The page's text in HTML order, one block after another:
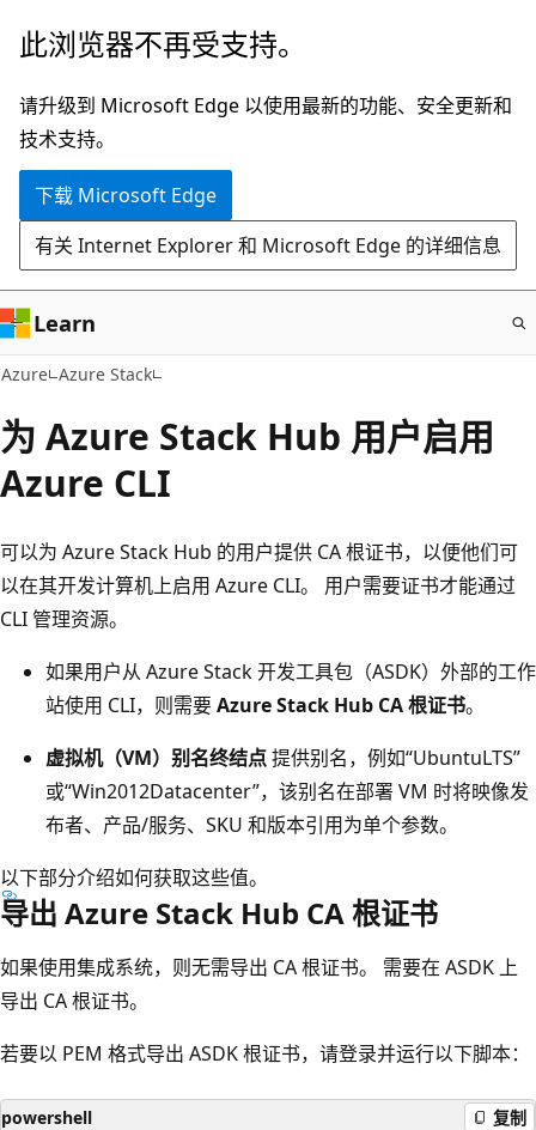
跳
主
要
内
此浏览器不再受支持。
请升级到 Microsoft Edge 以使用最新的功能、安全更新和
技术支持。
下载 Microsoft Edge
有关 Internet Explorer 和 Microsoft Edge 的详细信息
Learn
Azure Azure Stack
为 Azure Stack Hub 用户启用
Azure CLI
可以为 Azure Stack Hub 的用户提供 CA 根证书，以便他们可
以在其开发计算机上启用 Azure CLI。 用户需要证书才能通过
CLI 管理资源。
如果用户从 Azure Stack 开发工具包（ASDK）外部的工作
站使用 CLI，则需要Azure Stack Hub CA 根证书。
虚拟机（VM）别名终结点提供别名，例如“UbuntuLTS”
或“Win2012Datacenter”，该别名在部署 VM 时将映像发
布者、产品/服务、SKU 和版本引用为单个参数。
以下部分介绍如何获取这些值。
导出 Azure Stack Hub CA 根证书
如果使用集成系统，则无需导出 CA 根证书。 需要在 ASDK 上
导出 CA 根证书。
若要以 PEM 格式导出 ASDK 根证书，请登录并运行以下脚本：
powershell 复制